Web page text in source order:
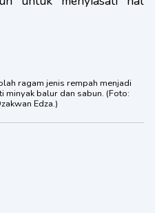
ragam jenis rempah menjadi
minyak balur dan sabun. (Foto:
Edza.)